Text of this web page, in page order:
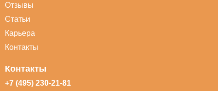
Отзывы
Статьи
Карьера
Контакты
Контакты
+7 (495) 230-21-81